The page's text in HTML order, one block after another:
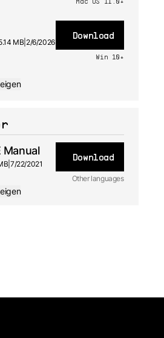
MB 2/6/2026
Download
Win 10+
Manual
7/22/2021
Download
Other languages
1.2.1 -